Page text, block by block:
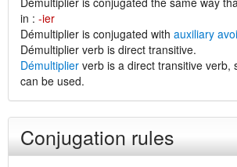
in : -ier
Démultiplier is conjugated with auxiliary
Démultiplier verb is direct transitive.
Démultiplier verb is a direct transitive verb,
can be used.
Conjugation rules